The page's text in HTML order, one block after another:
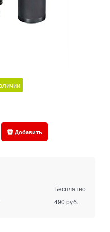
Добавить
Бесплатно
490 руб.